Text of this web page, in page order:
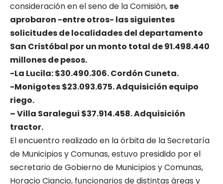
consideración en el seno de la Comisión,se
aprobaron -entre otros- las siguientes
solicitudes de localidades del departamento
San Cristóbal por un monto total de 91.498.440
millones de pesos.
-La Lucila: $30.490.306. Cordón Cuneta.
-Monigotes $23.093.675. Adquisición equipo
riego.
– Villa Saralegui $37.914.458. Adquisición
tractor.
El encuentro realizado en la órbita de la Secretaría
de Municipios y Comunas, estuvo presidido por el
secretario de Gobierno de Municipios y Comunas,
Horacio Ciancio, funcionarios de distintas áreas y